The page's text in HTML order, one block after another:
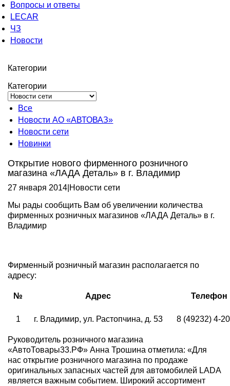
Вопросы и ответы
LECAR
ЧЗ
Новости
Категории
Категории
Все
Новости АО «АВТОВАЗ»
Новости сети
Новинки
Открытие нового фирменного розничного
магазина «ЛАДА Деталь» в г. Владимир
27 января 2014 Новости сети
Мы рады сообщить Вам об увеличении количества
фирменных розничных магазинов «ЛАДА Деталь» в г.
Владимир
Фирменный розничный магазин располагается по
адресу:
№ Адрес Телефон
1 г. Владимир, ул. Растопчина, д. 53 8 (49232) 4-
Руководитель розничного магазина
«АвтоТовары33.РФ» Анна Трошина отметила: «Для
нас открытие розничного магазина по продаже
оригинальных запасных частей для автомобилей LADA
является важным событием. Широкий ассортимент